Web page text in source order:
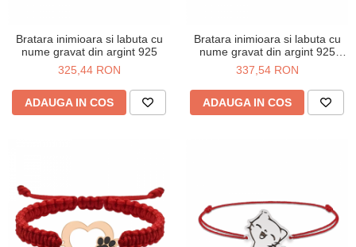
Bratara inimioara si labuta cu
nume gravat din argint 925
325,44 RON
ADAUGA IN COS
Bratara inimioara si labuta cu
nume gravat din argint 925
placat cu aur galben 24K
337,54 RON
ADAUGA IN COS